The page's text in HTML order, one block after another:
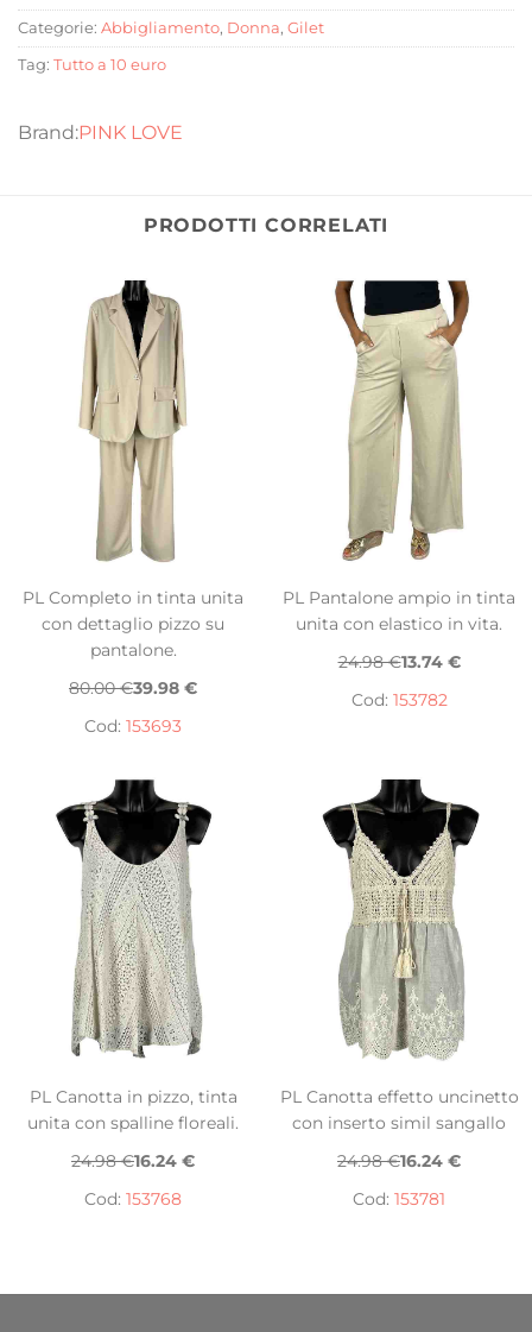
Categorie: Abbigliamento, Donna, Gilet
Tag: Tutto a 10 euro
PINK LOVE
PRODOTTI CORRELATI
PL Completo in tinta unita
con dettaglio pizzo su
pantalone.
80.00 €39.98 €
Cod: 153693
PL Pantalone ampio in tinta
unita con elastico in vita.
24.98 €13.74 €
Cod: 153782
PL Canotta in pizzo, tinta
unita con spalline floreali.
24.98 €16.24 €
Cod: 153768
PL Canotta effetto uncinetto
con inserto simil sangallo
24.98 €16.24 €
Cod: 153781